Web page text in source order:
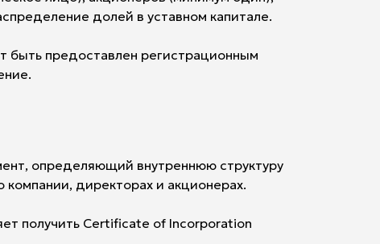
долей в уставном капитале.
быть предоставлен регистрационным
определяющий внутреннюю структуру
директорах и акционерах.
получить Certificate of Incorporation